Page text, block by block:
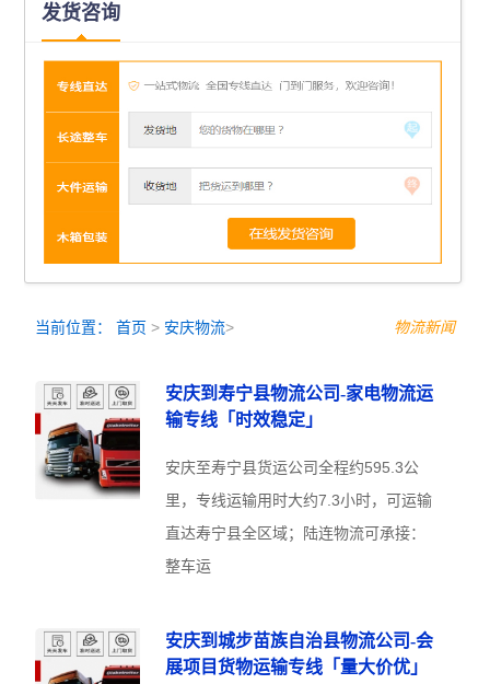
发货咨询
当前位置：首页 > 安庆物流> 物流新闻
安庆到寿宁县物流公司-家电物流运
输专线「时效稳定」
安庆至寿宁县货运公司全程约595.3公
里，专线运输用时大约7.3小时，可运输
直达寿宁县全区域；陆连物流可承接：
整车运
安庆到城步苗族自治县物流公司-会
展项目货物运输专线「量大价优」